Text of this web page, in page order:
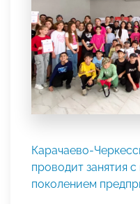
Карачаево-
проводит занятия
поколением